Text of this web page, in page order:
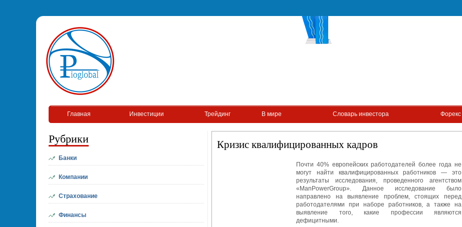
Главная Инвестиции Трейдинг В мире Словарь инвестора Форекс
Рубрики
Банки
Компании
Страхование
Финансы
Кризис квалифицированных кадров
Почти 40% европейских работодателей более года не
могут найти квалифицированных работников — это
результаты исследования, проведенного агентством
«ManPowerGroup». Данное исследование было
направлено на выявление проблем, стоящих перед
работодателями при наборе работников, а также на
выявление того, какие профессии являются
дефицитными.